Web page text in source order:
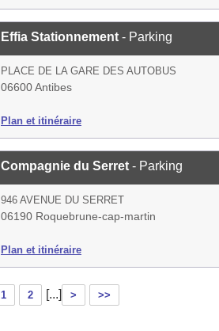
Effia Stationnement - Parking
PLACE DE LA GARE DES AUTOBUS
06600 Antibes
Plan et itinéraire
Compagnie du Serret - Parking
946 AVENUE DU SERRET
06190 Roquebrune-cap-martin
Plan et itinéraire
1 2 [...] > >>